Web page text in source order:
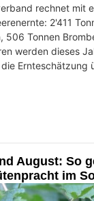
rechnet mit
2'411
506 Tonnen
werden dieses
Ernteschätzung
August: So
im